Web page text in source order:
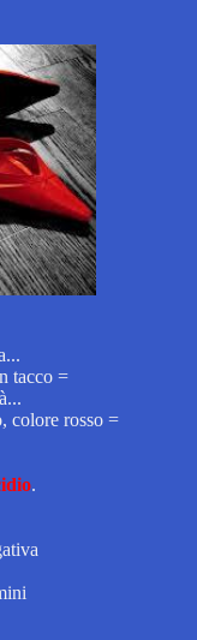
tacco =
colore rosso =
.